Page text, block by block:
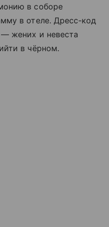
в соборе
в отеле. Дресс-код
жених и невеста
в чёрном.